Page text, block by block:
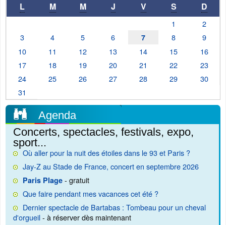
L M M J V S D
1
2
3
4 5 6 7 8
9
10
11 12 13 14 15
16
17
18 19 20 21 22
23
24
25 26 27 28 29
30
31
Agenda
Concerts, spectacles, festivals, expo,
sport...
Où aller pour la nuit des étoiles dans le 93 et Paris ?
Jay-Z au Stade de France, concert en septembre 2026
Paris Plage - gratuit
Que faire pendant mes vacances cet été ?
Dernier spectacle de Bartabas : Tombeau pour un cheval
d'orgueil- à réserver dès maintenant